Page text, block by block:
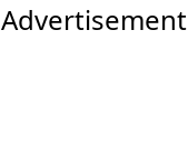
Advertisement